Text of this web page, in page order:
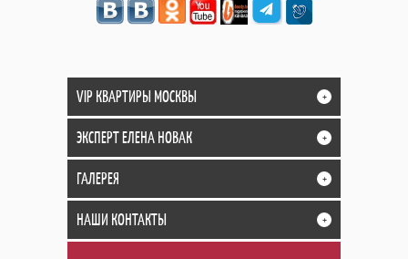
VIP КВАРТИРЫ МОСКВЫ +
ЭКСПЕРТ ЕЛЕНА НОВАК +
ГАЛЕРЕЯ +
НАШИ КОНТАКТЫ +